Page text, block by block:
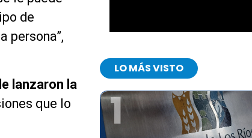
de
persona”,
lanzaron la
que lo
LO MÁS VISTO
1